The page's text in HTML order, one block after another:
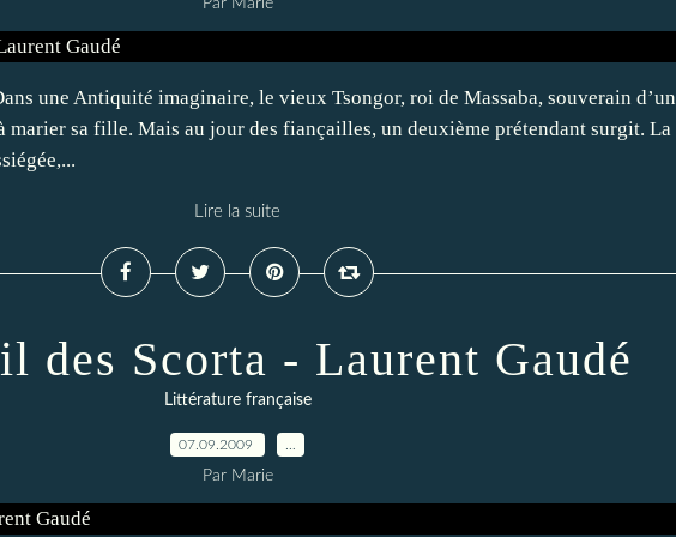
Par Marie
une Antiquité imaginaire, le vieux Tsongor, roi de Massaba, souverain d’un
marier sa fille. Mais au jour des fiançailles, un deuxième prétendant surgit. La
Lire la suite
des Scorta - Laurent Gaudé
Littérature française
07.09.2009
Par Marie